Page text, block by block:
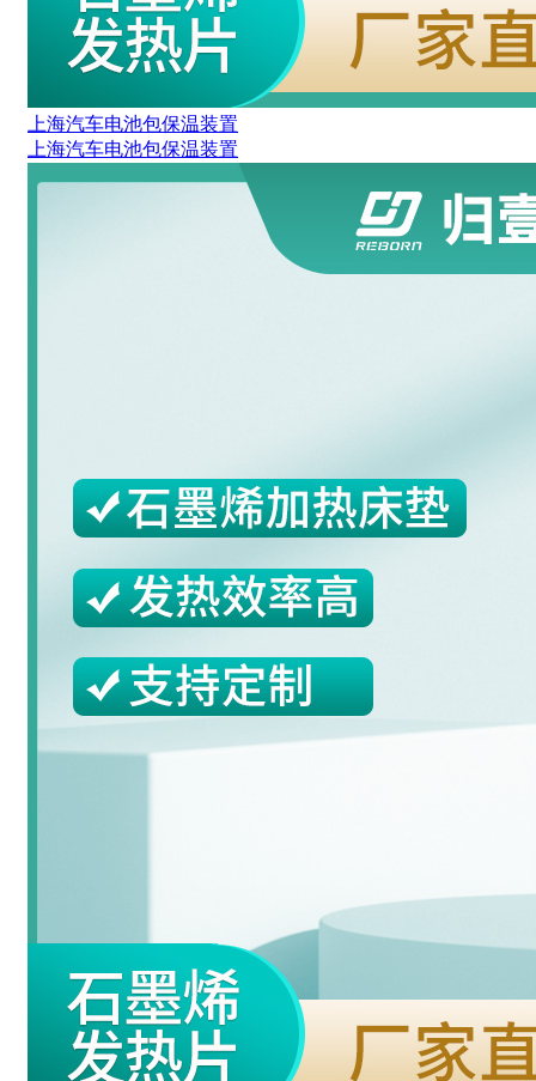
上海汽车电池包保温装置
上海汽车电池包保温装置